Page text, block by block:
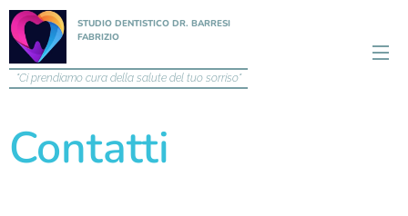
STUDIO DENTISTICO DR. BARRESI
FABRIZIO
"Ci prendiamo cura della salute del tuo sorriso"
Contatti